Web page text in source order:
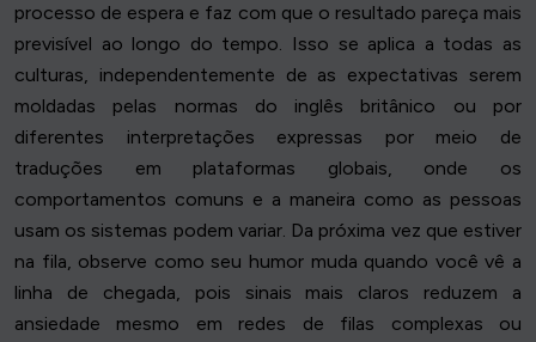
processo de espera e faz com que o resultado pareça mais
previsível ao longo do tempo. Isso se aplica a todas as
culturas, independentemente de as expectativas serem
moldadas pelas normas do inglês britânico ou por
diferentes interpretações expressas por meio de
traduções em plataformas globais, onde os
comportamentos comuns e a maneira como as pessoas
usam os sistemas podem variar. Da próxima vez que estiver
na fila, observe como seu humor muda quando você vê a
linha de chegada, pois sinais mais claros reduzem a
ansiedade mesmo em redes de filas complexas ou